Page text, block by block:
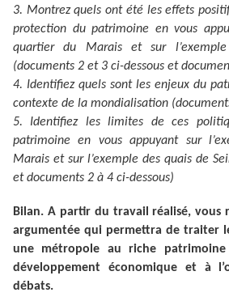
3. Montrez quels ont été les effets
protection du patrimoine en vous
quartier du Marais et sur
(documents 2 et 3 ci-dessous et
4. Identifiez quels sont les enjeux du
contexte de la mondialisation
5. Identifiez les limites de ces
patrimoine en vous appuyant sur
Marais et sur l’exemple des quais de
et documents 2 à 4 ci-dessous)
Bilan. A partir du travail réalisé, vous
argumentée qui permettra de traiter
une métropole au riche
développement économique et à
débats.